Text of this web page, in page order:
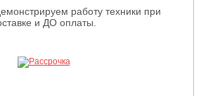
работу техники при
и ДО оплаты.